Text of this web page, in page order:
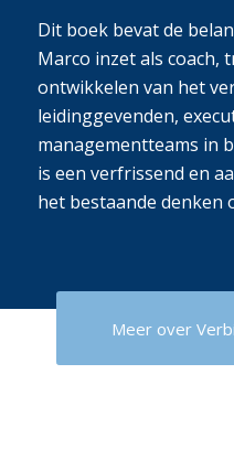
Dit boek bevat de
Marco inzet als coach,
ontwikkelen van het
leidinggevenden,
managementteams in
is een verfrissend en
het bestaande denken
Meer over